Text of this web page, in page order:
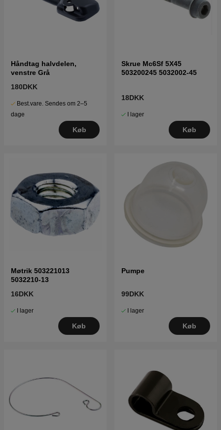
Håndtag halvdelen,
venstre Grå
180DKK
Best.vare. Sendes om 2–5
dage
Køb
Skrue Mc6Sf 5X45
503200245 5032002-45
18DKK
I lager
Køb
Møtrik 503221013
5032210-13
16DKK
I lager
Køb
Pumpe
99DKK
I lager
Køb